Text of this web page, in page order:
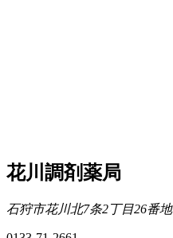
花川調剤薬局
石狩市花川北7条2丁目26番地